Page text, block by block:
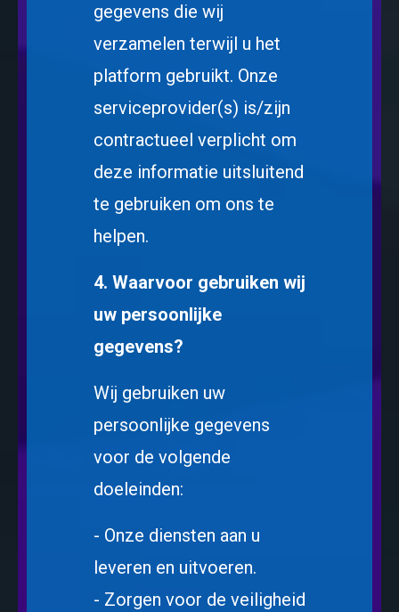
gegevens die wij
verzamelen terwijl u het
platform gebruikt. Onze
serviceprovider(s) is/zijn
contractueel verplicht om
deze informatie uitsluitend
te gebruiken om ons te
helpen.
4. Waarvoor gebruiken wij
uw persoonlijke
gegevens?
Wij gebruiken uw
persoonlijke gegevens
voor de volgende
doeleinden:
- Onze diensten aan u
leveren en uitvoeren.
- Zorgen voor de veiligheid